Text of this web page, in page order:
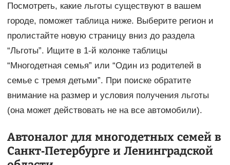
Посмотреть, какие льготы существуют в вашем
городе, поможет таблица ниже. Выберите регион и
пролистайте новую страницу вниз до раздела
“Льготы”. Ищите в 1-й колонке таблицы
“Многодетная семья” или “Один из родителей в
семье с тремя детьми”. При поиске обратите
внимание на размер и условия получения льготы
(она может действовать не на все автомобили).
Автоналог для многодетных семей в
Санкт-Петербурге и Ленинградской